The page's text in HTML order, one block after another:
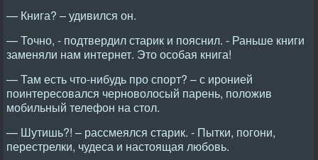
— Книга? – удивился он.
— Точно, - подтвердил старик и пояснил. - Раньше книги
заменяли нам интернет. Это особая книга!
— Там есть что-нибудь про спорт? – с иронией
поинтересовался черноволосый парень, положив
мобильный телефон на стол.
— Шутишь?! – рассмеялся старик. - Пытки, погони,
перестрелки, чудеса и настоящая любовь.